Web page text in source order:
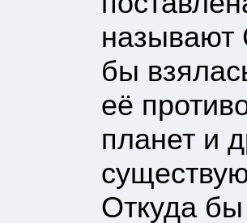
называют
бы
её
планет и
Откуда